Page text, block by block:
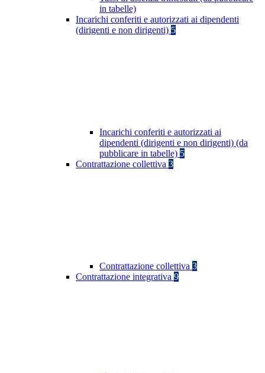
in tabelle)
Incarichi conferiti e autorizzati ai dipendenti
(dirigenti e non dirigenti) 5
Incarichi conferiti e autorizzati ai
dipendenti (dirigenti e non dirigenti) (da
pubblicare in tabelle) 5
Contrattazione collettiva 3
Contrattazione collettiva 3
Contrattazione integrativa 9